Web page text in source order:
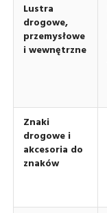
Lustra
drogowe,
przemysłowe
i wewnętrzne
Znaki
drogowe i
akcesoria do
znaków